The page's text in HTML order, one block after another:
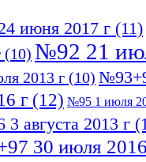
июня 2017 г (11)
(10) №92 21
2013 г (10)
г (12) №95 1 июля
августа 2013 г
30 июля